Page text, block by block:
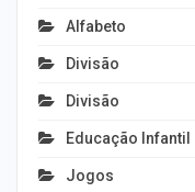
Alfabeto
Divisão
Divisão
Educação Infantil
Jogos